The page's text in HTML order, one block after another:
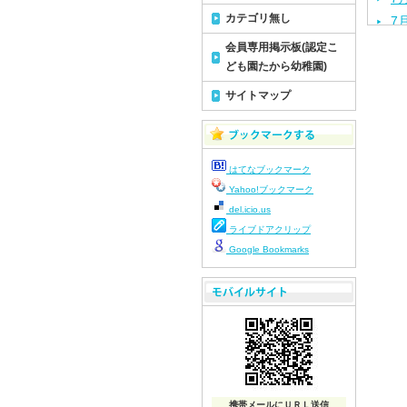
7
カテゴリ無し
会員専用掲示板(認定こ
ども園たから幼稚園)
サイトマップ
はてなブックマーク
Yahoo!ブックマーク
del.icio.us
ライブドアクリップ
Google Bookmarks
携帯メールにＵＲＬ送信